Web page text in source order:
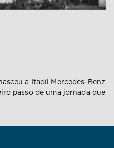
a Itadil Mercedes-Benz
passo de uma jornada que
de Freitas, com a